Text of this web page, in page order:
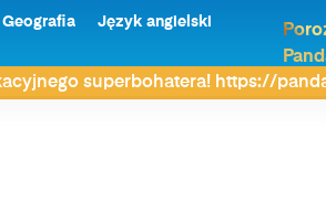
Geografia Język angielski
superbohatera! https://